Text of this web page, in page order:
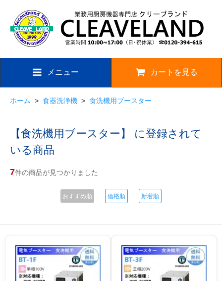
メニュー カートを見る
ホーム > 食器洗浄機 > 食洗機用ブースター
【食洗機用ブースター】 に登録されて
いる商品
7件の商品が見つかりました
おすすめ順 価格順 新着順